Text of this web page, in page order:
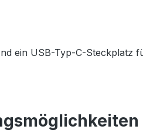
ein USB-Typ-C-Steckplatz